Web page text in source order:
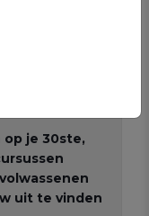
op je 30ste,
uit te vinden